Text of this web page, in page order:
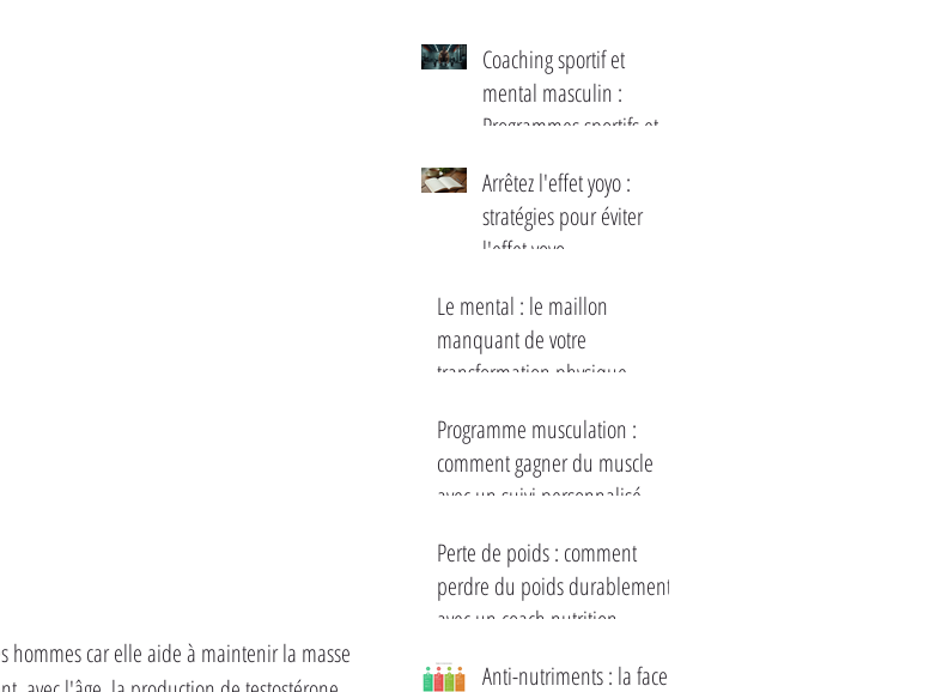
hommes car elle aide à maintenir la masse
Coaching sportif et
mental masculin :
Programmes sportifs et
Arrêtez l'effet yoyo :
stratégies pour éviter
l'effet yoyo
Le mental : le maillon
manquant de votre
transformation physique
Programme musculation :
comment gagner du muscle
avec un suivi personnalisé
Perte de poids : comment
perdre du poids durablement
avec un coach nutrition
Anti-nutriments : la face